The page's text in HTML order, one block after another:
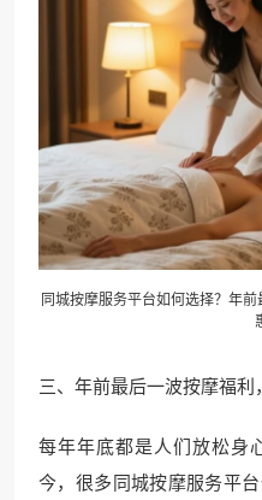
同城按摩服务平台如何选择？年
三、年前最后一波按摩福利
每年年底都是人们放松身
今，很多同城按摩服务平